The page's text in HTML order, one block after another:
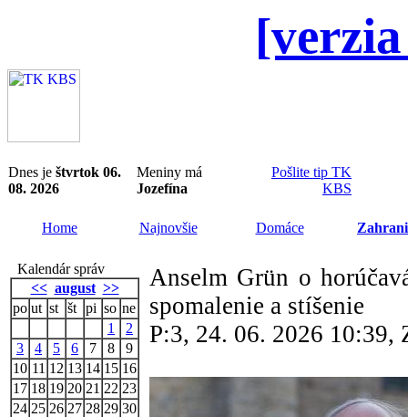
Dnes je štvrtok 06.
08. 2026
Meniny má
Jozefína
Pošlite tip TK
KBS
Home Najnovšie Domáce
Kalendár správ
<< august >>
po ut st št pi so ne
1
2
3
4 5 6 7 8
9
10 11 12 13 14 15 16
17 18 19 20 21 22 23
24 25 26 27 28 29 30
Anselm Grün o
spomalenie a stíšenie
P:3, 24. 06. 2026 10:39,